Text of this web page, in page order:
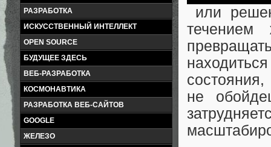
РАЗРАБОТКА
ИСКУССТВЕННЫЙ ИНТЕЛЛЕКТ
OPEN SOURCE
БУДУЩЕЕ ЗДЕСЬ
ВЕБ-РАЗРАБОТКА
КОСМОНАВТИКА
РАЗРАБОТКА ВЕБ-САЙТОВ
GOOGLE
ЖЕЛЕЗО
или
течением
не